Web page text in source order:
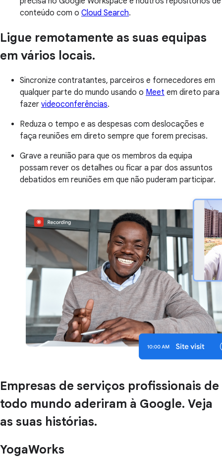
conteúdo com o Cloud Search.
Ligue remotamente as suas equipas
em vários locais.
Sincronize contratantes, parceiros e fornecedores em
qualquer parte do mundo usando o Meet em direto para
fazer videoconferências.
Reduza o tempo e as despesas com deslocações e
faça reuniões em direto sempre que forem precisas.
Grave a reunião para que os membros da equipa
possam rever os detalhes ou ficar a par dos assuntos
debatidos em reuniões em que não puderam participar.
Empresas de serviços profissionais de
todo mundo aderiram à Google. Veja
as suas histórias.
YogaWorks